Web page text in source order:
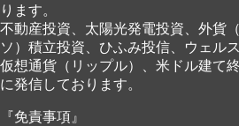
ります。
不動産投資、太陽光発電投資、外貨
ソ）積立投資、ひふみ投信、ウェル
仮想通貨（リップル）、米ドル建て
に発信しております。
『免責事項』